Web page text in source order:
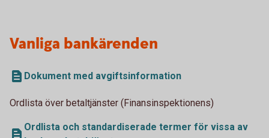
Vanliga bankärenden
Dokument med avgiftsinformation
Ordlista över betaltjänster (Finansinspektionens)
Ordlista och standardiserade termer för vissa av